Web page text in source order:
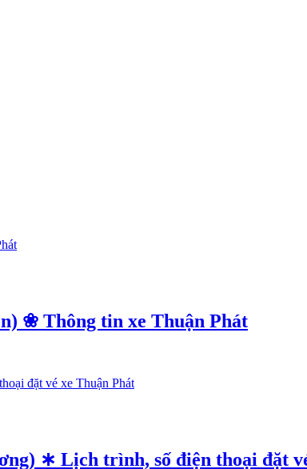
❀ Thông tin xe Thuận Phát
∗ Lịch trình, số điện thoại đặt